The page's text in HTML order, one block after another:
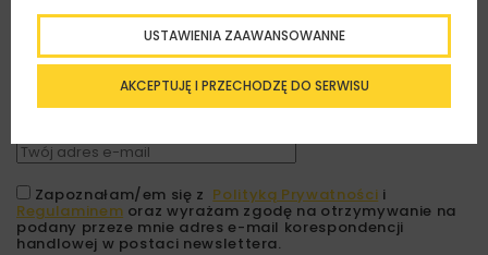
Zapisz się do newslettera aby otrzymywać od
nas najlepsze informacje branżowe,
zaproszenia na wydarzenia, atrakcyjne oferty i
dedykowane akcje specjalne.
Zapoznałam/em się z Polityką Prywatności i
Regulaminem oraz wyrażam zgodę na otrzymywanie na
podany przeze mnie adres e-mail korespondencji
handlowej w postaci newslettera.
AKCEPTUJĘ I PRZECHODZĘ DO SERWISU
USTAWIENIA ZAAWANSOWANNE